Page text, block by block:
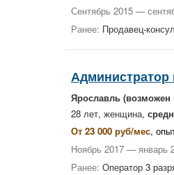
Сентябрь 2015 —
Ранее: Продавец-
Администратор
Ярославль (возможен
28 лет, женщина,
От 23 000 руб/мес,
Ноябрь 2017 — январь
Ранее: Оператор 3